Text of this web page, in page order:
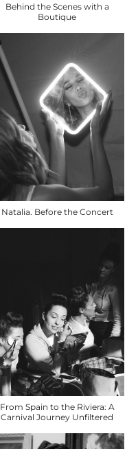
Behind the Scenes with a
Boutique
Natalia. Before the Concert
From Spain to the Riviera: A
Carnival Journey Unfiltered